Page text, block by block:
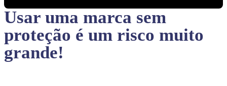
Usar uma marca sem
proteção é um risco muito
grande!